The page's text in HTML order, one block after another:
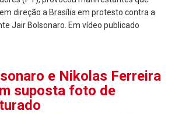
direção a Brasília em protesto contra a
Jair Bolsonaro. Em vídeo publicado
e Nikolas Ferreira
suposta foto de